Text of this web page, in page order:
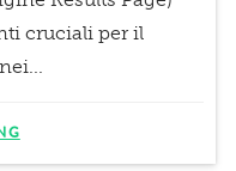
cruciali per il